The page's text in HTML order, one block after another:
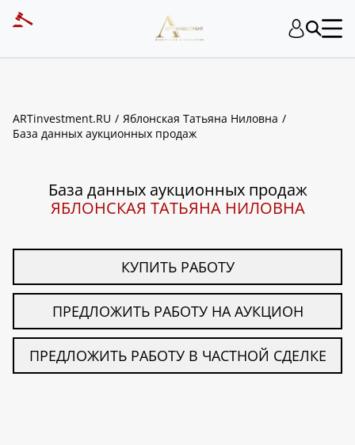
ARTinvestment.RU
Яблонская Татьяна Ниловна
База данных аукционных продаж
База данных аукционных продаж
ЯБЛОНСКАЯ ТАТЬЯНА НИЛОВНА
КУПИТЬ РАБОТУ
ПРЕДЛОЖИТЬ РАБОТУ НА АУКЦИОН
ПРЕДЛОЖИТЬ РАБОТУ В ЧАСТНОЙ СДЕЛКЕ